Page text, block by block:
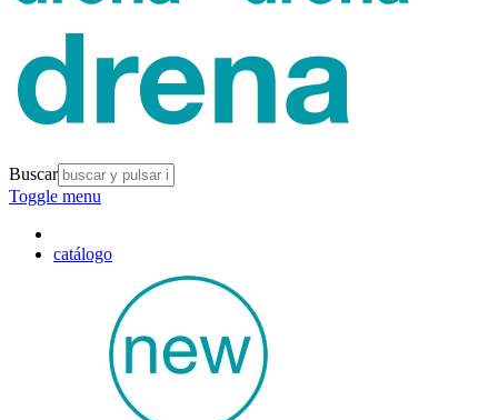
Buscar
Toggle menu
catálogo